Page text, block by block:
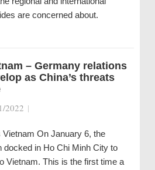
are concerned about.
– Germany relations
as China’s threats
2022 |
On January 6, the
docked in Ho Chi Minh City to
Vietnam. This is the first time a